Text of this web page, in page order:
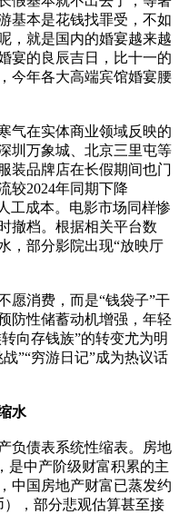
基本是花钱找罪受，不如
，就是国内的婚宴越来越
宴的良辰吉日，比十一的
今年各大高端宾馆婚宴腰
气在实体商业领域反映的
圳万象城、北京三里屯等
装品牌店在长假期间也门
较2024年同期下降
工成本。电影市场同样惨
撤档。根据相关平台数
，部分影院出现“放映厅
愿消费，而是“钱袋子”干
防性储蓄动机增强，年轻
向存钱族”的转变尤为明
”“穷游日记”成为热议话
水
负债表系统性缩表。房地
是中产阶级财富积累的主
中国房地产财富已蒸发约
），部分悲观估算甚至接